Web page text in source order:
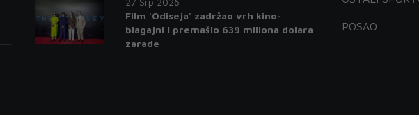
Film 'Odiseja' zadržao vrh kino-
blagajni i premašio 639 miliona dolara
zarade
POSAO